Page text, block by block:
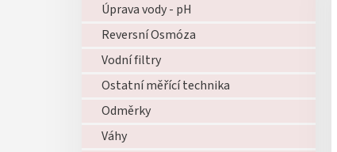
Úprava vody - pH
Reversní Osmóza
Vodní filtry
Ostatní měřící technika
Odměrky
Váhy